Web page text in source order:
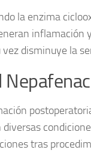
la enzima
inflamación
vez disminuye la
tras